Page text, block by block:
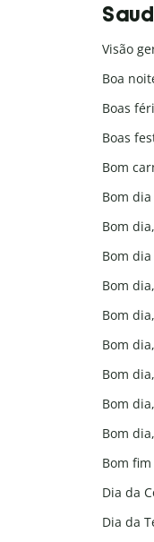
Visão
Boa
Boas
Boas
Bom
Bom dia
Bom
Bom
Bom
Bom
Bom
Bom
Bom
Bom
Bom
Dia da
Dia da